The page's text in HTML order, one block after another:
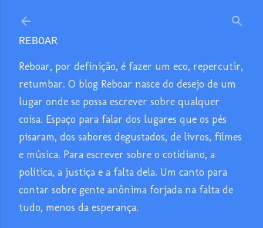
REBOAR
Reboar, por definição, é fazer um eco, repercutir,
retumbar. O blog Reboar nasce do desejo de um
lugar onde se possa escrever sobre qualquer
coisa. Espaço para falar dos lugares que os pés
pisaram, dos sabores degustados, de livros, filmes
e música. Para escrever sobre o cotidiano, a
política, a justiça e a falta dela. Um canto para
contar sobre gente anônima forjada na falta de
tudo, menos da esperança.